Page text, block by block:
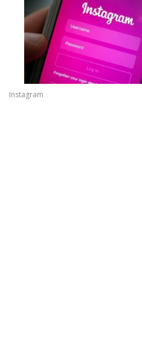
Instagram